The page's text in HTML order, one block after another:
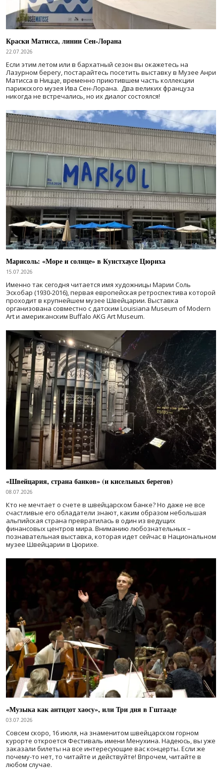
Краски Матисса, линии Сен-Лорана
22.07.2026
Если этим летом или в бархатный сезон вы окажетесь на
Лазурном берегу, постарайтесь посетить выставку в Музее Анри
Матисса в Ницце, временно приютившем часть коллекции
парижского музея Ива Сен-Лорана. Два великих француза
никогда не встречались, но их диалог состоялся!
Марисоль: «Море и солнце» в Кунстхаусе Цюриха
15.07.2026
Именно так сегодня читается имя художницы Марии Соль
Эскобар (1930-2016), первая европейская ретроспектива которой
проходит в крупнейшем музее Швейцарии. Выставка
организована совместно с датским Louisiana Museum of Modern
Art и американским Buffalo AKG Art Museum.
«Швейцария, страна банков» (и кисельных берегов)
08.07.2026
Кто не мечтает о счете в швейцарском банке? Но даже не все
счастливые его обладатели знают, каким образом небольшая
альпийская страна превратилась в один из ведущих
финансовых центров мира. Вниманию любознательных –
познавательная выставка, которая идет сейчас в Национальном
музее Швейцарии в Цюрихе.
«Музыка как антидот хаосу», или Три дня в Гштааде
03.07.2026
Совсем скоро, 16 июля, на знаменитом швейцарском горном
курорте откроется Фестиваль имени Менухина. Надеюсь, вы уже
заказали билеты на все интересующие вас концерты. Если же
почему-то нет, то читайте и действуйте! Впрочем, читайте в
любом случае.